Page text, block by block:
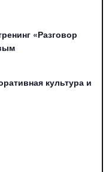
«Разговор
культура и